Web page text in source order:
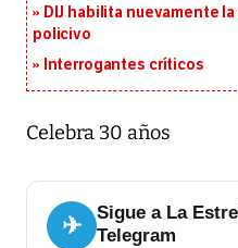
DIJ habilita nuevamente
policivo
Interrogantes críticos
Celebra 30 años
✈
Sigue a La
Telegram